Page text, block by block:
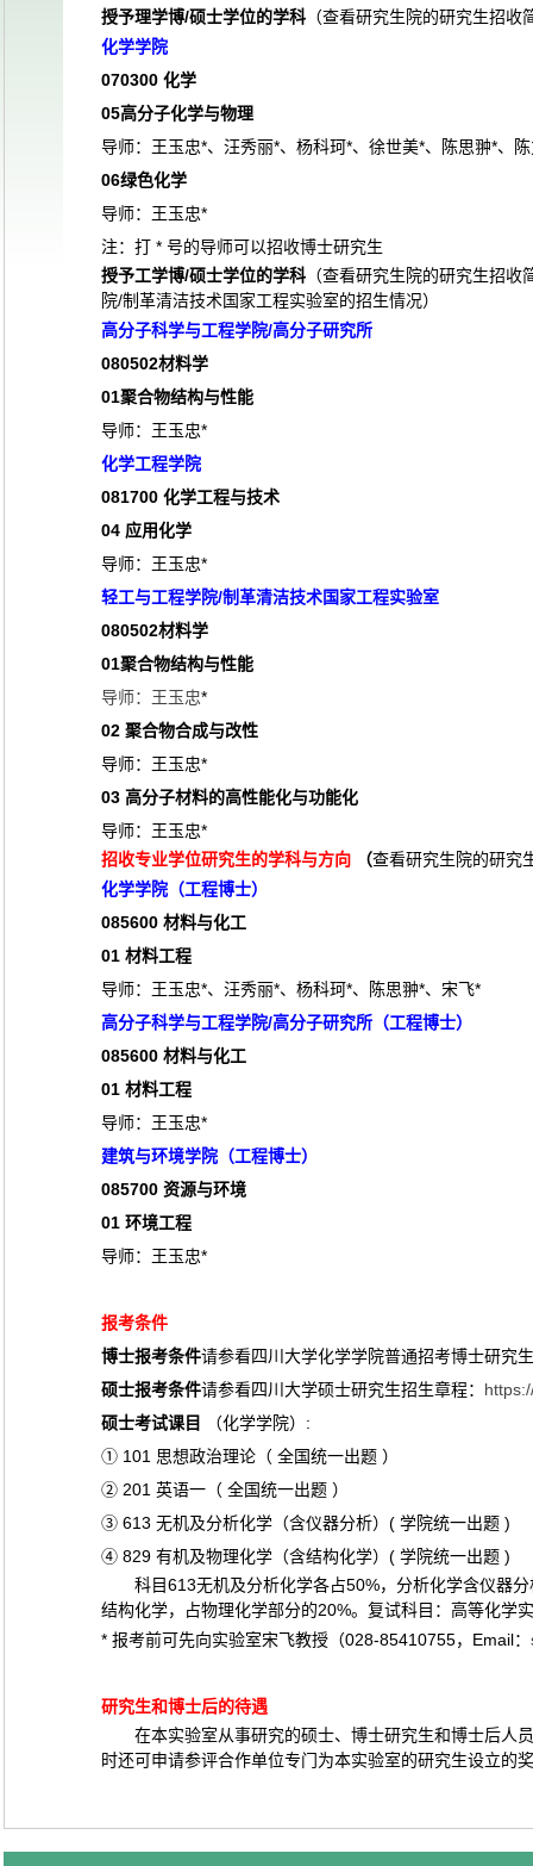
授予理学博/硕士学位的学科 （查看研究生院的研究生招
化学学院
070300 化学
05高分子化学与物理
导师：王玉忠*、汪秀丽*、杨科珂*、徐世美*、陈思翀*、
06绿色化学
导师：王玉忠*
注：打 * 号的导师可以招收博士研究生
授予工学博/硕士学位的学科 （查看研究生院的研究生招
院/制革清洁技术国家工程实验室的招生情况）
高分子科学与工程学院/高分子研究所
080502材料学
01聚合物结构与性能
导师：王玉忠*
化学工程学院
081700 化学工程与技术
04 应用化学
导师：王玉忠*
轻工与工程学院/制革清洁技术国家工程实验室
080502材料学
01聚合物结构与性能
导师：王玉忠*
02 聚合物合成与改性
导师：王玉忠*
03 高分子材料的高性能化与功能化
导师：王玉忠*
招收专业学位研究生的学科与方向
（查看研究生院的研究
化学学院（工程博士）
085600 材料与化工
01 材料工程
导师：王玉忠*、汪秀丽*、杨科珂*、陈思翀*、宋飞*
高分子科学与工程学院/高分子研究所（工程博士）
085600 材料与化工
01 材料工程
导师：王玉忠*
建筑与环境学院（工程博士）
085700 资源与环境
01 环境工程
导师：王玉忠*
报考条件
博士报考条件请参看四川大学化学学院普通招考博士研究
硕士报考条件请参看四川大学硕士研究生招生章程：
硕士考试课目
（化学学院）:
① 101 思想政治理论（ 全国统一出题 ）
② 201 英语一（ 全国统一出题 ）
③ 613 无机及分析化学（含仪器分析）( 学院统一出题 )
④ 829 有机及物理化学（含结构化学）( 学院统一出题 )
科目613无机及分析化学各占50%，分析化学含仪器分
结构化学，占物理化学部分的20%。复试科目：高等化学
* 报考前可先向实验室宋飞教授（028-85410755，Email：
研究生和博士后的待遇
在本实验室从事研究的硕士、博士研究生和博士后人
时还可申请参评合作单位专门为本实验室的研究生设立的